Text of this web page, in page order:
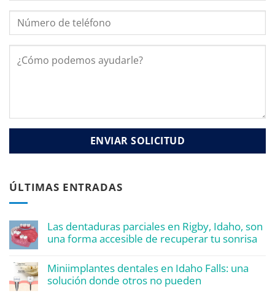
ÚLTIMAS ENTRADAS
Las dentaduras parciales en Rigby, Idaho, son
una forma accesible de recuperar tu sonrisa
Miniimplantes dentales en Idaho Falls: una
solución donde otros no pueden